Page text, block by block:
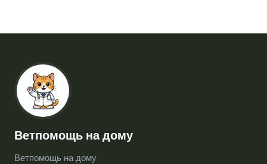
Ветпомощь на дому
Ветпомощь на дому